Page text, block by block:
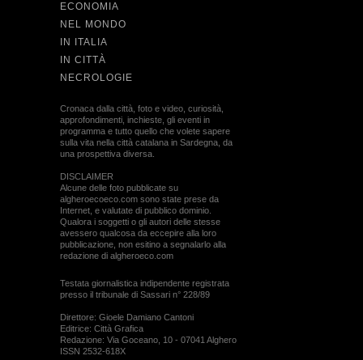
ECONOMIA
NEL MONDO
IN ITALIA
IN CITTÀ
NECROLOGIE
Cronaca dalla città, foto e video, curiosità,
approfondimenti, inchieste, gli eventi in
programma e tutto quello che volete sapere
sulla vita nella città catalana in Sardegna, da
una prospettiva diversa.
DISCLAIMER
Alcune delle foto pubblicate su
algheroecoeco.com sono state prese da
Internet, e valutate di pubblico dominio.
Qualora i soggetti o gli autori delle stesse
avessero qualcosa da eccepire alla loro
pubblicazione, non esitino a segnalarlo alla
redazione di algheroeco.com
Testata giornalistica indipendente registrata
presso il tribunale di Sassari n° 228/89
Direttore: Gioele Damiano Cantoni
Editrice: Città Grafica
Redazione: Via Goceano, 10 - 07041 Alghero
ISSN 2532-618X